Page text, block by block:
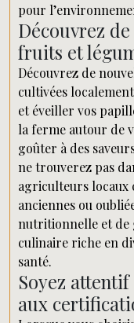
pour
Découvrez
fruits et
Découvrez de
cultivées
et éveiller vos
la ferme autour de
goûter à des
ne trouverez pas
agriculteurs locaux
anciennes ou
nutritionnelle et de
culinaire riche en
santé.
Soyez
aux